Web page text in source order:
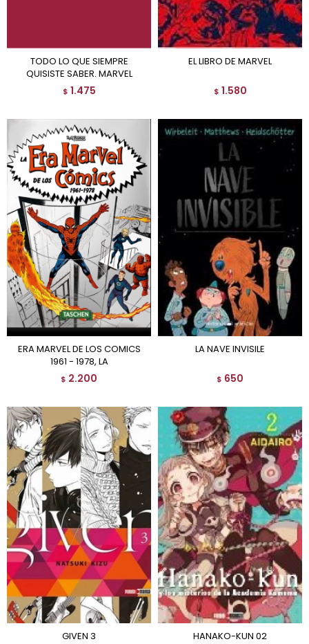
TODO LO QUE SIEMPRE
QUISISTE SABER. MARVEL
$ 1.475
EL LIBRO DE MARVEL
$ 1.580
ERA MARVEL DE LOS COMICS
1961 - 1978, LA
$ 2.200
LA NAVE INVISILE
$ 650
GIVEN 3 HANAKO-KUN 02